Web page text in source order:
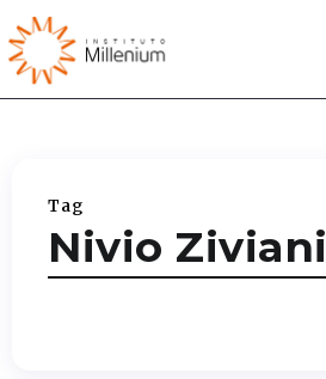
Tag
Nivio Ziviani